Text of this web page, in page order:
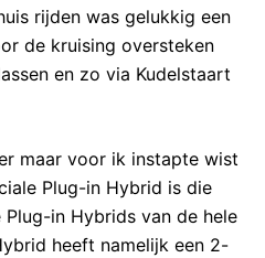
rijden was gelukkig een
de kruising oversteken
en zo via Kudelstaart
maar voor ik instapte wist
Plug-in Hybrid is die
in Hybrids van de hele
heeft namelijk een 2-